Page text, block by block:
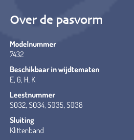
Over de pasvorm
Modelnummer
7432
Beschikbaar in wijdtematen
E, G, H, K
Leestnummer
S032, S034, S035, S038
Sluiting
Klittenband